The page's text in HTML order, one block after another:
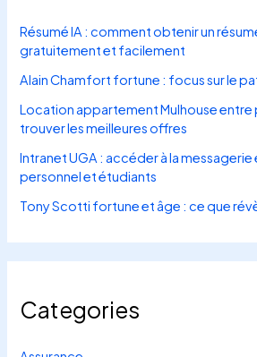
Résumé IA : comment obtenir un
gratuitement et facilement
Alain Chamfort fortune : focus sur le
Location appartement Mulhouse entre
trouver les meilleures offres
Intranet UGA : accéder à la
personnel et étudiants
Tony Scotti fortune et âge : ce que
Categories